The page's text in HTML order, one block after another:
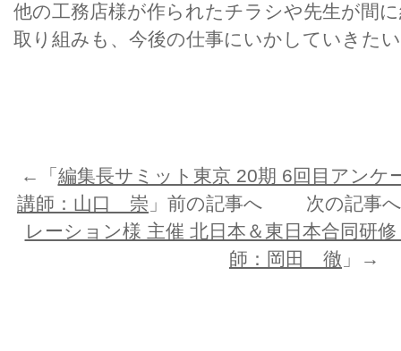
他の工務店様が作られたチラシや先生が間
取り組みも、今後の仕事にいかしていきた
←「 編集長サミット東京 20期 6回目アン
講師：山口 崇 」前の記事へ 次の記事
レーション様 主催 北日本＆東日本合同研
師：岡田 徹 」→